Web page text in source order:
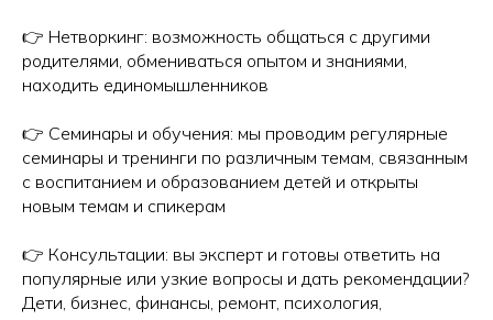
👉 Нетворкинг: возможность общаться с другими
родителями, обмениваться опытом и знаниями,
находить единомышленников
👉 Семинары и обучения: мы проводим регулярные
семинары и тренинги по различным темам, связанным
с воспитанием и образованием детей и открыты
новым темам и спикерам
👉 Консультации: вы эксперт и готовы ответить на
популярные или узкие вопросы и дать рекомендации?
Дети, бизнес, финансы, ремонт, психология,